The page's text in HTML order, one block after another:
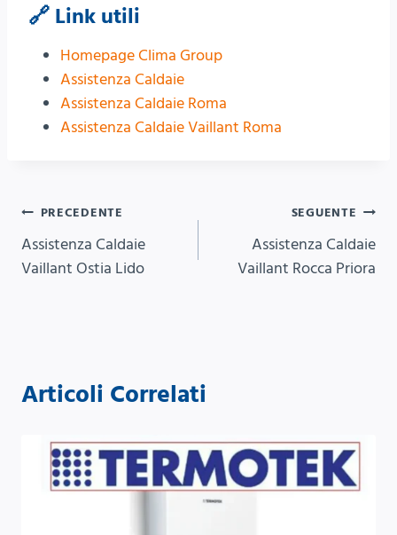
🔗 Link utili
Homepage Clima Group
Assistenza Caldaie
Assistenza Caldaie Roma
Assistenza Caldaie Vaillant Roma
Navigazione
articoli
PRECEDENTE
Assistenza Caldaie
Vaillant Ostia Lido
SEGUENTE
Assistenza Caldaie
Vaillant Rocca Priora
Articoli Correlati